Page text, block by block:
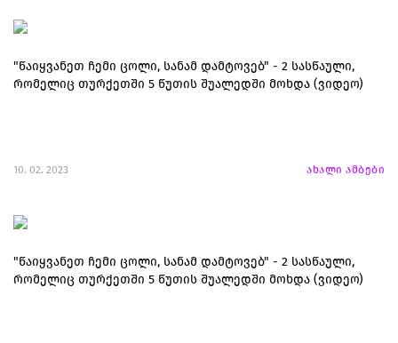
"წაიყვანეთ ჩემი ცოლი, სანამ დამტოვებ" - 2 სასწაული,
რომელიც თურქეთში 5 წუთის შუალედში მოხდა (ვიდეო)
10. 02. 2023 ახალი ამბები
"წაიყვანეთ ჩემი ცოლი, სანამ დამტოვებ" - 2 სასწაული,
რომელიც თურქეთში 5 წუთის შუალედში მოხდა (ვიდეო)